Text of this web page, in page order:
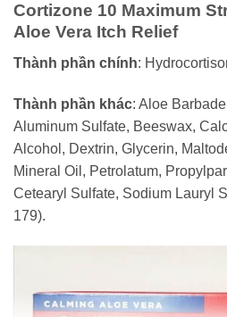
Cortizone 10 Maximum
Aloe Vera Itch Relief
Thành phần chính:
Thành phần khác: Aloe
Aluminum Sulfate, Beeswax,
Alcohol, Dextrin, Glycerin,
Mineral Oil, Petrolatum,
Cetearyl Sulfate, Sodium Lauryl
179).